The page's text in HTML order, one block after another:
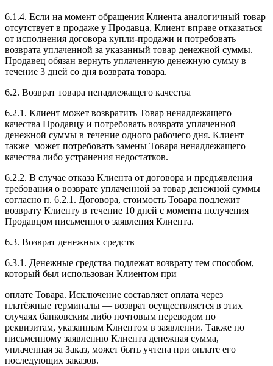
6.1.4. Если на момент обращения Клиента аналогичный товар
отсутствует в продаже у Продавца, Клиент вправе отказаться
от исполнения договора купли-продажи и потребовать
возврата уплаченной за указанный товар денежной суммы.
Продавец обязан вернуть уплаченную денежную сумму в
течение 3 дней со дня возврата товара.
6.2. Возврат товара ненадлежащего качества
6.2.1. Клиент может возвратить Товар ненадлежащего
качества Продавцу и потребовать возврата уплаченной
денежной суммы в течение одного рабочего дня. Клиент
также может потребовать замены Товара ненадлежащего
качества либо устранения недостатков.
6.2.2. В случае отказа Клиента от договора и предъявления
требования о возврате уплаченной за товар денежной суммы
согласно п. 6.2.1. Договора, стоимость Товара подлежит
возврату Клиенту в течение 10 дней с момента получения
Продавцом письменного заявления Клиента.
6.3. Возврат денежных средств
6.3.1. Денежные средства подлежат возврату тем способом,
который был использован Клиентом при
оплате Товара. Исключение составляет оплата через
платёжные терминалы — возврат осуществляется в этих
случаях банковским либо почтовым переводом по
реквизитам, указанным Клиентом в заявлении. Также по
письменному заявлению Клиента денежная сумма,
уплаченная за Заказ, может быть учтена при оплате его
последующих заказов.